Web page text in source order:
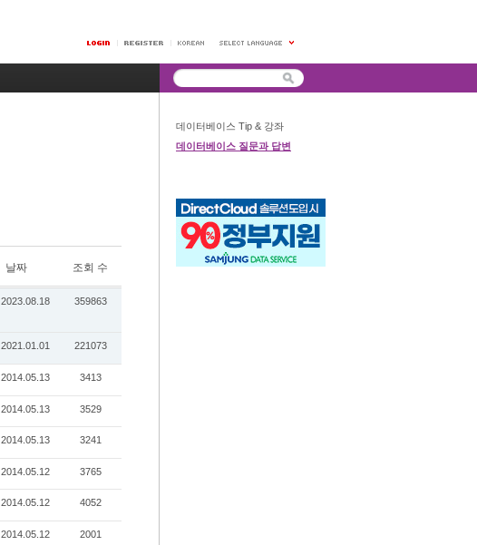
날짜 조회 수
2023.08.18 359863
2021.01.01 221073
2014.05.13 3413
2014.05.13 3529
2014.05.13 3241
2014.05.12 3765
2014.05.12 4052
2014.05.12 2001
데이터베이스 Tip & 강좌
데이터베이스 질문과 답변